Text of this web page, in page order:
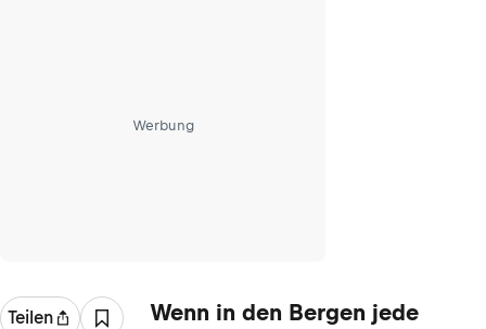
Werbung
Teilen
Wenn in den Bergen jede